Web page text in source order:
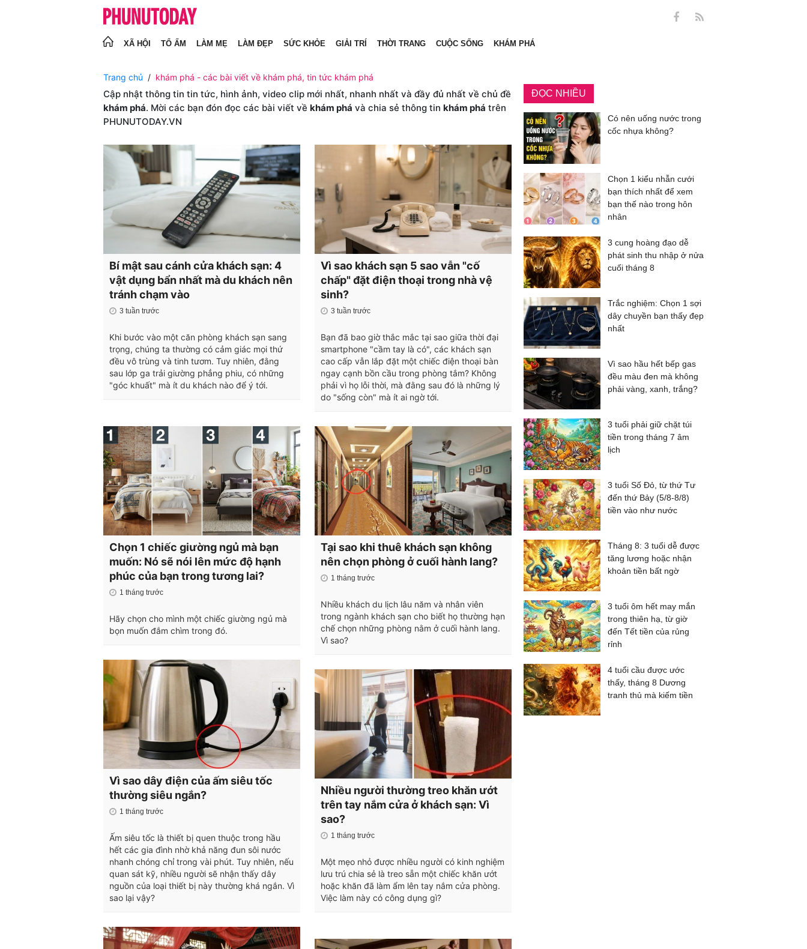
XÃ HỘI TỔ ẤM LÀM MẸ LÀM ĐẸP SỨC KHỎE GIẢI TRÍ THỜI TRANG CUỘC SỐNG KHÁM PHÁ
Trang chủ khám phá - các bài viết về khám phá, tin tức khám phá
Cập nhật thông tin tin tức, hình ảnh, video clip mới nhất, nhanh nhất và đầy đủ nhất về chủ đề
khám phá. Mời các bạn đón đọc các bài viết về khám phá và chia sẻ thông tin khám phá trên
PHUNUTODAY.VN
Bí mật sau cánh cửa khách sạn: 4
vật dụng bẩn nhất mà du khách nên
tránh chạm vào
3 tuần trước
Khi bước vào một căn phòng khách sạn sang
trọng, chúng ta thường có cảm giác mọi thứ
đều vô trùng và tinh tươm. Tuy nhiên, đằng
sau lớp ga trải giường phẳng phiu, có những
"góc khuất" mà ít du khách nào để ý tới.
Chọn 1 chiếc giường ngủ mà bạn
muốn: Nó sẽ nói lên mức độ hạnh
phúc của bạn trong tương lai?
1 tháng trước
Hãy chọn cho mình một chiếc giường ngủ mà
bọn muốn đắm chìm trong đó.
Vì sao dây điện của ấm siêu tốc
thường siêu ngắn?
1 tháng trước
Ấm siêu tốc là thiết bị quen thuộc trong hầu
hết các gia đình nhờ khả năng đun sôi nước
nhanh chóng chỉ trong vài phút. Tuy nhiên, nếu
quan sát kỹ, nhiều người sẽ nhận thấy dây
nguồn của loại thiết bị này thường khá ngắn. Vì
sao lại vậy?
Vì sao khách sạn 5 sao vẫn "cố
chấp" đặt điện thoại trong nhà vệ
sinh?
3 tuần trước
Bạn đã bao giờ thắc mắc tại sao giữa thời đại
smartphone "cầm tay là có", các khách sạn
cao cấp vẫn lắp đặt một chiếc điện thoại bàn
ngay cạnh bồn cầu trong phòng tắm? Không
phải vì họ lỗi thời, mà đằng sau đó là những lý
do "sống còn" mà ít ai ngờ tới.
Tại sao khi thuê khách sạn không
nên chọn phòng ở cuối hành lang?
1 tháng trước
Nhiều khách du lịch lâu năm và nhân viên
trong ngành khách sạn cho biết họ thường hạn
chế chọn những phòng nằm ở cuối hành lang.
Vì sao?
Nhiều người thường treo khăn ướt
trên tay nắm cửa ở khách sạn: Vì
sao?
1 tháng trước
Một mẹo nhỏ được nhiều người có kinh nghiệm
lưu trú chia sẻ là treo sẵn một chiếc khăn ướt
hoặc khăn đã làm ẩm lên tay nắm cửa phòng.
Việc làm này có công dụng gì?
ĐỌC NHIỀU
Có nên uống nước trong
cốc nhựa không?
Chọn 1 kiểu nhẫn cưới
bạn thích nhất để xem
bạn thế nào trong hôn
nhân
3 cung hoàng đạo dễ
phát sinh thu nhập ở nửa
cuối tháng 8
Trắc nghiệm: Chọn 1 sợi
dây chuyền bạn thấy đẹp
nhất
Vì sao hầu hết bếp gas
đều màu đen mà không
phải vàng, xanh, trắng?
3 tuổi phải giữ chặt túi
tiền trong tháng 7 âm
lịch
3 tuổi Số Đỏ, từ thứ Tư
đến thứ Bảy (5/8-8/8)
tiền vào như nước
Tháng 8: 3 tuổi dễ được
tăng lương hoặc nhận
khoản tiền bất ngờ
3 tuổi ôm hết may mắn
trong thiên hạ, từ giờ
đến Tết tiền của rủng
rỉnh
4 tuổi cầu được ước
thấy, tháng 8 Dương
tranh thủ mà kiếm tiền